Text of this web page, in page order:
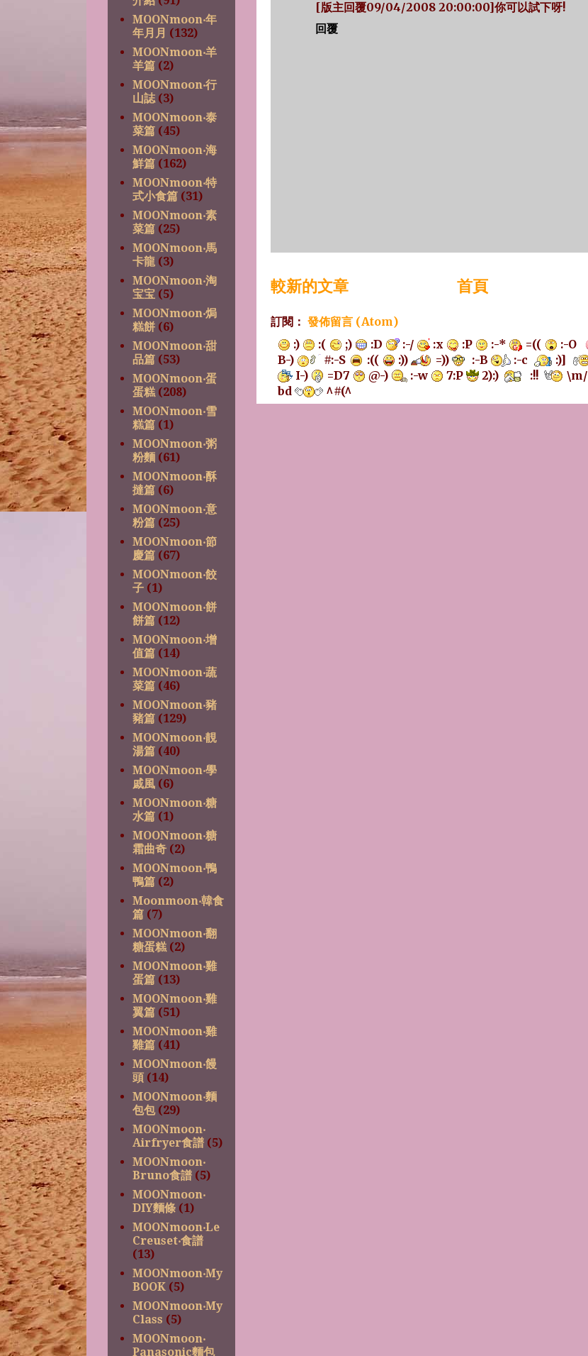
[版主回覆09/04/2008 20:00:00]你可以試下呀!
回覆
較新的文章 首頁
訂閱： 發佈留言 (Atom)
:)
:( ;) :D :-/ :x :P :-* =(( :-O
B-)
#:-S :(( :)) =)) :-B :-c :)]
I-)
=D7 @-) :-w 7:P 2):) :!! \m/
bd
^#(^
MOONmoon‧年
年月月 (132)
MOONmoon‧羊
羊篇 (2)
MOONmoon‧行
山誌 (3)
MOONmoon‧泰
菜篇 (45)
MOONmoon‧海
鮮篇 (162)
MOONmoon‧特
式小食篇 (31)
MOONmoon‧素
菜篇 (25)
MOONmoon‧馬
卡龍 (3)
MOONmoon‧淘
宝宝 (5)
MOONmoon‧焗
糕餅 (6)
MOONmoon‧甜
品篇 (53)
MOONmoon‧蛋
蛋糕 (208)
MOONmoon‧雪
糕篇 (1)
MOONmoon‧粥
粉麵 (61)
MOONmoon‧酥
撻篇 (6)
MOONmoon‧意
粉篇 (25)
MOONmoon‧節
慶篇 (67)
MOONmoon‧餃
子 (1)
MOONmoon‧餅
餅篇 (12)
MOONmoon‧增
值篇 (14)
MOONmoon‧蔬
菜篇 (46)
MOONmoon‧豬
豬篇 (129)
MOONmoon‧靚
湯篇 (40)
MOONmoon‧學
戚風 (6)
MOONmoon‧糖
水篇 (1)
MOONmoon‧糖
霜曲奇 (2)
MOONmoon‧鴨
鴨篇 (2)
Moonmoon‧韓食
篇 (7)
MOONmoon‧翻
糖蛋糕 (2)
MOONmoon‧雞
蛋篇 (13)
MOONmoon‧雞
翼篇 (51)
MOONmoon‧雞
雞篇 (41)
MOONmoon‧饅
頭 (14)
MOONmoon‧麵
包包 (29)
MOONmoon‧
Airfryer食譜 (5)
MOONmoon‧
Bruno食譜 (5)
MOONmoon‧
DIY麵條 (1)
MOONmoon‧Le
Creuset‧食譜
(13)
MOONmoon‧My
BOOK (5)
MOONmoon‧My
Class (5)
MOONmoon‧
Panasonic麵包